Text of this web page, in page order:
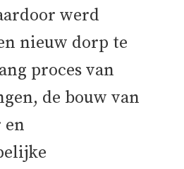
werd
nieuw dorp te
proces van
de bouw van